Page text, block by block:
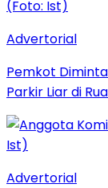
Advertorial
Pemkot
Parkir Liar di
Advertorial